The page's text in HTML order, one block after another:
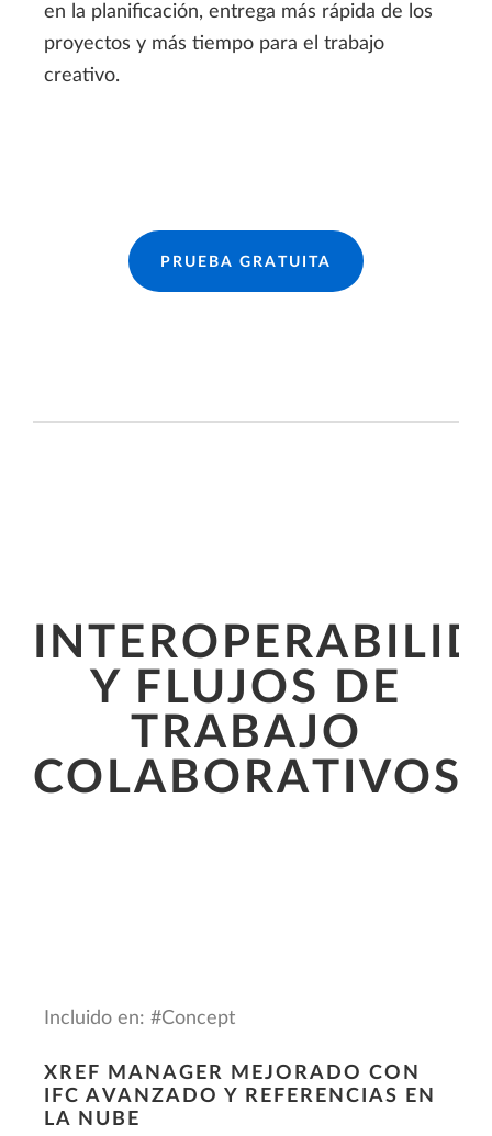
en la planificación, entrega más rápida de los
proyectos y más tiempo para el trabajo
creativo.
PRUEBA GRATUITA
Y FLUJOS DE
TRABAJO
COLABORATIVOS
Incluido en: #Concept
XREF MANAGER MEJORADO CON
IFC AVANZADO Y REFERENCIAS EN
LA NUBE